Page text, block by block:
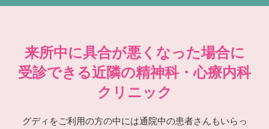
来所中に具合が悪くなった場合に
受診できる近隣の精神科・心療内科
クリニック
グディをご利用の方の中には通院中の患者さんもいらっ